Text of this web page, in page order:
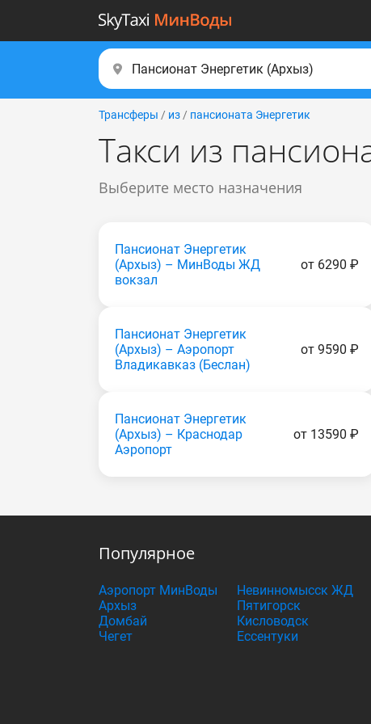
Трансферы / из / пансионата Энергетик
Такси из
Выберите место назначения
Пансионат Энергетик
(Apxыз) – МинВоды ЖД
вокзал
от 6290 ₽
Пансионат Энергетик
(Apxыз) – Аэропорт
Владикавказ (Беслан)
от 9590 ₽
Пансионат Энергетик
(Apxыз) – Краснодар
Аэропорт
от 13590 ₽
Популярное
Аэропорт МинВоды
Архыз
Домбай
Чегет
Невинномысск ЖД
Пятигорск
Кисловодск
Ессентуки